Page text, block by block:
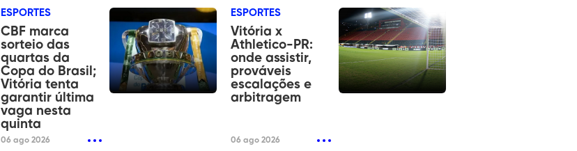
ESPORTES
CBF marca
sorteio das
quartas da
Copa do Brasil;
Vitória tenta
garantir última
vaga nesta
quinta
06 ago 2026
ESPORTES
Vitória x
Athletico-PR:
onde assistir,
prováveis
escalações e
arbitragem
06 ago 2026